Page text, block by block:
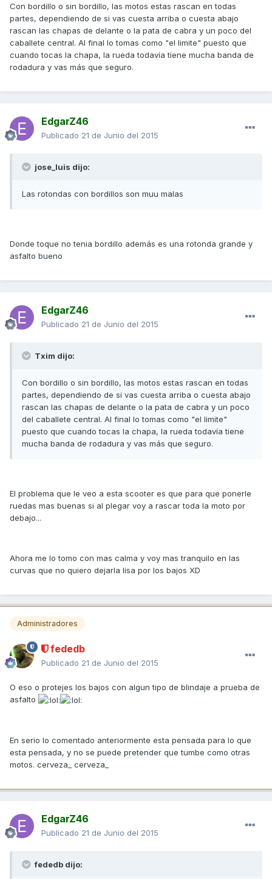
Con bordillo o sin bordillo, las motos estas rascan en todas
partes, dependiendo de si vas cuesta arriba o cuesta abajo
rascan las chapas de delante o la pata de cabra y un poco del
caballete central. Al final lo tomas como "el limite" puesto que
cuando tocas la chapa, la rueda todavía tiene mucha banda de
rodadura y vas más que seguro.
EdgarZ46
Publicado 21 de Junio del 2015
jose_luis dijo:
Las rotondas con bordillos son muu malas
Donde toque no tenia bordillo además es una rotonda grande y
asfalto bueno
EdgarZ46
Publicado 21 de Junio del 2015
Txim dijo:
Con bordillo o sin bordillo, las motos estas rascan en todas
partes, dependiendo de si vas cuesta arriba o cuesta abajo
rascan las chapas de delante o la pata de cabra y un poco
del caballete central. Al final lo tomas como "el limite"
puesto que cuando tocas la chapa, la rueda todavía tiene
mucha banda de rodadura y vas más que seguro.
El problema que le veo a esta scooter es que para que ponerle
ruedas mas buenas si al plegar voy a rascar toda la moto por
debajo...
Ahora me lo tomo con mas calma y voy mas tranquilo en las
curvas que no quiero dejarla lisa por los bajos XD
Administradores
fededb
Publicado 21 de Junio del 2015
O eso o protejes los bajos con algun tipo de blindaje a prueba de
asfalto
En serio lo comentado anteriormente esta pensada para lo que
esta pensada, y no se puede pretender que tumbe como otras
motos. cerveza_ cerveza_
EdgarZ46
Publicado 21 de Junio del 2015
fededb dijo: